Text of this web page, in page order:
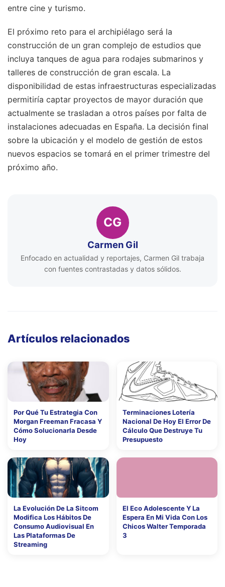
entre cine y turismo.
El próximo reto para el archipiélago será la
construcción de un gran complejo de estudios que
incluya tanques de agua para rodajes submarinos y
talleres de construcción de gran escala. La
disponibilidad de estas infraestructuras especializadas
permitiría captar proyectos de mayor duración que
actualmente se trasladan a otros países por falta de
instalaciones adecuadas en España. La decisión final
sobre la ubicación y el modelo de gestión de estos
nuevos espacios se tomará en el primer trimestre del
próximo año.
CG
Carmen Gil
Enfocado en actualidad y reportajes, Carmen Gil trabaja
con fuentes contrastadas y datos sólidos.
Artículos relacionados
Por Qué Tu Estrategia Con
Morgan Freeman Fracasa Y
Cómo Solucionarla Desde
Hoy
Terminaciones Lotería
Nacional De Hoy El Error De
Cálculo Que Destruye Tu
Presupuesto
La Evolución De La Sitcom
Modifica Los Hábitos De
Consumo Audiovisual En
Las Plataformas De
Streaming
El Eco Adolescente Y La
Espera En Mi Vida Con Los
Chicos Walter Temporada
3